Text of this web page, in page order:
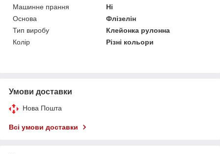
Машинне прання
Ні
Основа
Флізелін
Тип виробу
Клейонка рулонна
Колір
Різні кольори
Умови доставки
Нова Пошта
Всі умови доставки